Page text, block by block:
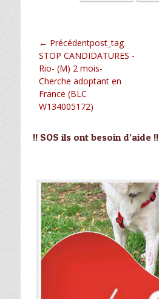
Navigation
de
l’article
← Précédentpost_tag
Article
précédent :
STOP CANDIDATURES -
Rio- (M) 2 mois-
Cherche adoptant en
France (BLC
W134005172)
!! SOS ils ont besoin d’aide !!